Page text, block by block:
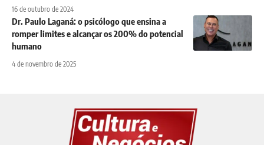
16 de outubro de 2024
Dr. Paulo Laganá: o psicólogo que ensina a
romper limites e alcançar os 200% do potencial
humano
4 de novembro de 2025